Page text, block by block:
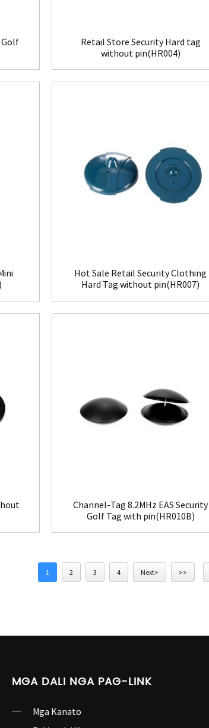
Golf
Retail Store Security Hard tag
without pin(HR004)
Hot Sale Retail Security Clothing
Hard Tag without pin(HR007)
Channel-Tag 8.2MHz EAS Security
Golf Tag with pin(HR010B)
1 2 3 4 Next> >>
MGA DALI NGA PAG-LINK
Mga Kanato